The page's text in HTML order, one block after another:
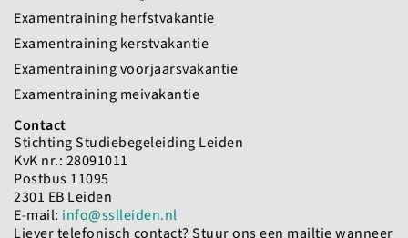
Examentraining herfstvakantie
Examentraining kerstvakantie
Examentraining voorjaarsvakantie
Examentraining meivakantie
Contact
Stichting Studiebegeleiding Leiden
KvK nr.: 28091011
Postbus 11095
2301 EB Leiden
E-mail: info@sslleiden.nl
Liever telefonisch contact? Stuur ons een mailtje wanneer